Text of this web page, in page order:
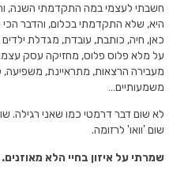
חשבתי לעצמי במה התקדמתי השנה,
היא, שלא התקדמתי בכלום, והדבר
כאן, חיה, כותבת, עובדת, מגדלת
על מלא פלוס פלוס, מחזיקה עסק
מעבירה הרצאות, מתראיינת, משפיעה,
משמעותיים…
לא שום דבר דרמטי כמו שאני רגילה.
שום 'וואו' לרזומה.
שמרתי על איזון בחיי הלא מאוזנים.